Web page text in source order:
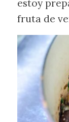
estoy
fruta de